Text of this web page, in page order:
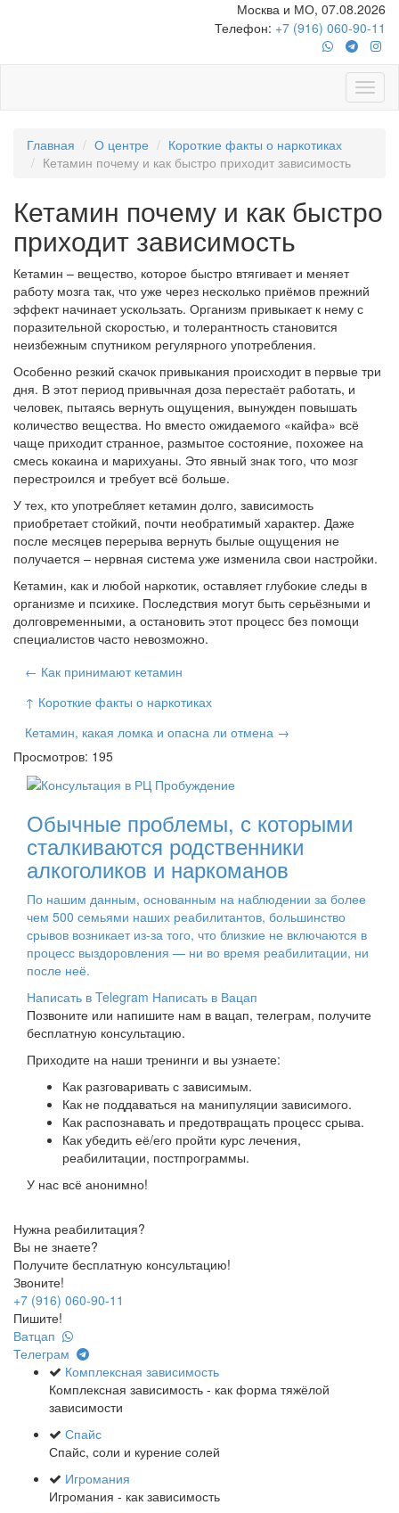
Москва и МО, 07.08.2026
Телефон: +7 (916) 060-90-11
Главная О центре
Короткие факты о наркотиках
Кетамин почему и как быстро приходит зависимость
Кетамин почему и как быстро
приходит зависимость
Кетамин – вещество, которое быстро втягивает и меняет
работу мозга так, что уже через несколько приёмов прежний
эффект начинает ускользать. Организм привыкает к нему с
поразительной скоростью, и толерантность становится
неизбежным спутником регулярного употребления.
Особенно резкий скачок привыкания происходит в первые три
дня. В этот период привычная доза перестаёт работать, и
человек, пытаясь вернуть ощущения, вынужден повышать
количество вещества. Но вместо ожидаемого «кайфа» всё
чаще приходит странное, размытое состояние, похожее на
смесь кокаина и марихуаны. Это явный знак того, что мозг
перестроился и требует всё больше.
У тех, кто употребляет кетамин долго, зависимость
приобретает стойкий, почти необратимый характер. Даже
после месяцев перерыва вернуть былые ощущения не
получается – нервная система уже изменила свои настройки.
Кетамин, как и любой наркотик, оставляет глубокие следы в
организме и психике. Последствия могут быть серьёзными и
долговременными, а остановить этот процесс без помощи
специалистов часто невозможно.
← Как принимают кетамин
↑ Короткие факты о наркотиках
Кетамин, какая ломка и опасна ли отмена →
Просмотров: 195
Обычные проблемы, с которыми
сталкиваются родственники
алкоголиков и наркоманов
По нашим данным, основанным на наблюдении за более
чем 500 семьями наших реабилитантов, большинство
срывов возникает из-за того, что близкие не включаются в
процесс выздоровления — ни во время реабилитации, ни
после неё.
Написать в Telegram Написать в Вацап
Позвоните или напишите нам в вацап, телеграм, получите
бесплатную консультацию.
Приходите на наши тренинги и вы узнаете:
Как разговаривать с зависимым.
Как не поддаваться на манипуляции зависимого.
Как распознавать и предотвращать процесс срыва.
Как убедить её/его пройти курс лечения,
реабилитации, постпрограммы.
У нас всё анонимно!
Нужна реабилитация?
Вы не знаете?
Получите бесплатную консультацию!
Звоните!
+7 (916) 060-90-11
Пишите!
Ватцап
Телеграм
Комплексная зависимость
Комплексная зависимость - как форма тяжёлой
зависимости
Спайс
Спайс, соли и курение солей
Игромания
Игромания - как зависимость